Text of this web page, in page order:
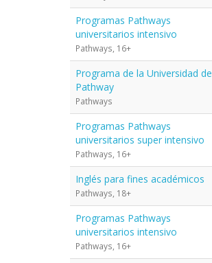
Programas Pathways
universitarios intensivo
Pathways, 16+
Programa de la Universidad de
Pathway
Pathways
Programas Pathways
universitarios super intensivo
Pathways, 16+
Inglés para fines académicos
Pathways, 18+
Programas Pathways
universitarios intensivo
Pathways, 16+